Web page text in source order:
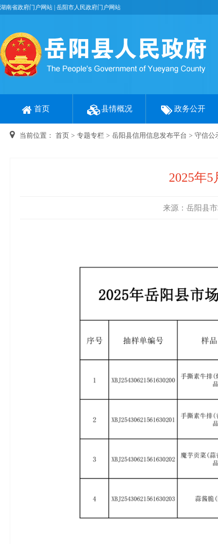
湖南省政府门户网站 岳阳市人民政府门户网站
首页 县情概况 政务公开
当前位置： 首页 > 专题专栏 > 岳阳县信用信息发布平台 > 守信公
2025年
来源：岳阳县